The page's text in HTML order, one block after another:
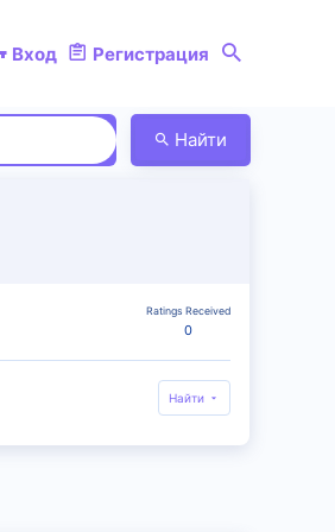
Вход Регистрация
Найти
Ratings Received
0
Найти